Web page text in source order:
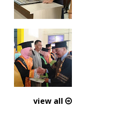
view all